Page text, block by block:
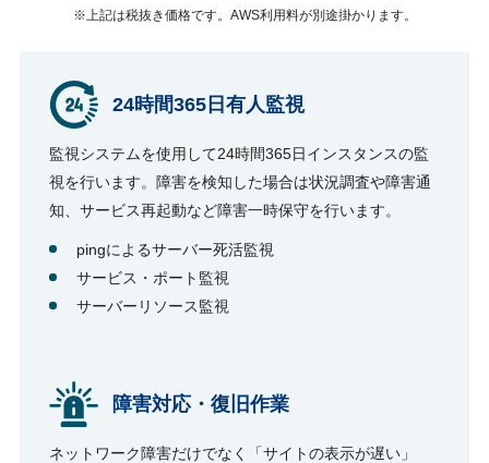
※上記は税抜き価格です。AWS利用料が別途掛かります。
24時間365日有人監視
監視システムを使用して24時間365日インスタンスの監
視を行います。障害を検知した場合は状況調査や障害通
知、サービス再起動など障害一時保守を行います。
pingによるサーバー死活監視
サービス・ポート監視
サーバーリソース監視
障害対応・復旧作業
ネットワーク障害だけでなく「サイトの表示が遅い」